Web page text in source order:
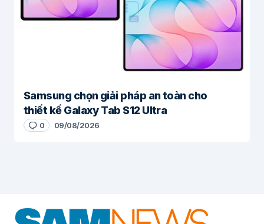
Samsung chọn giải pháp an toàn cho
thiết kế Galaxy Tab S12 Ultra
0 09/08/2026